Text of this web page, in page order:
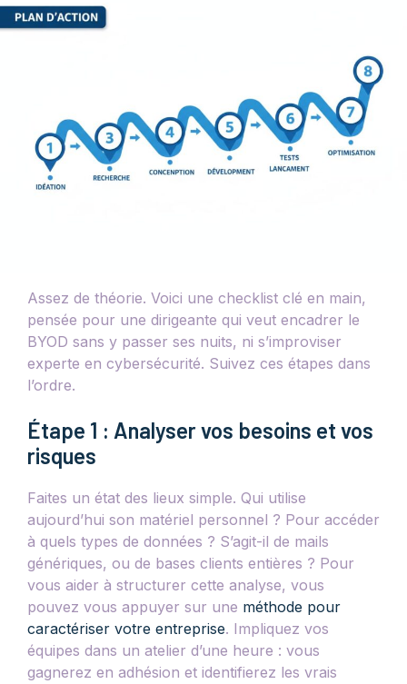
Assez de théorie. Voici une checklist clé en main,
pensée pour une dirigeante qui veut encadrer le
BYOD sans y passer ses nuits, ni s’improviser
experte en cybersécurité. Suivez ces étapes dans
l’ordre.
Étape 1 : Analyser vos besoins et vos
risques
Faites un état des lieux simple. Qui utilise
aujourd’hui son matériel personnel ? Pour accéder
à quels types de données ? S’agit-il de mails
génériques, ou de bases clients entières ? Pour
vous aider à structurer cette analyse, vous
pouvez vous appuyer sur une méthode pour
caractériser votre entreprise. Impliquez vos
équipes dans un atelier d’une heure : vous
gagnerez en adhésion et identifierez les vrais